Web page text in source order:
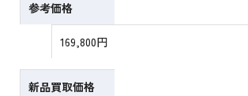
参考価格
169,800円
新品買取価格